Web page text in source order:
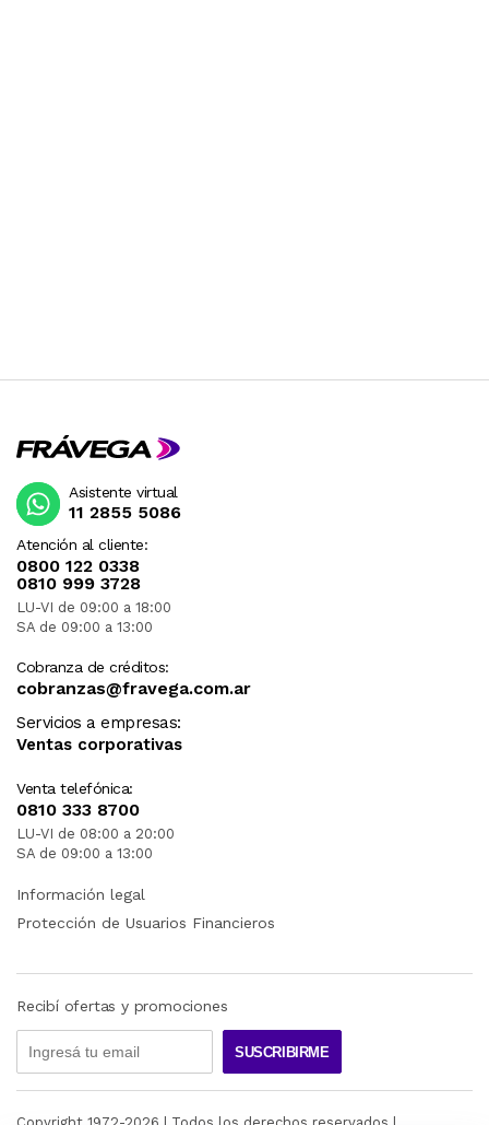
Atención al cliente:
0800 122 0338
0810 999 3728
LU-VI de 09:00 a 18:00
SA de 09:00 a 13:00
Cobranza de créditos:
cobranzas@fravega.com.ar
Servicios a empresas:
Ventas corporativas
Venta telefónica:
0810 333 8700
LU-VI de 08:00 a 20:00
SA de 09:00 a 13:00
Asistente virtual
11 2855 5086
Información legal
Protección de Usuarios Financieros
Recibí ofertas y promociones
SUSCRIBIRME